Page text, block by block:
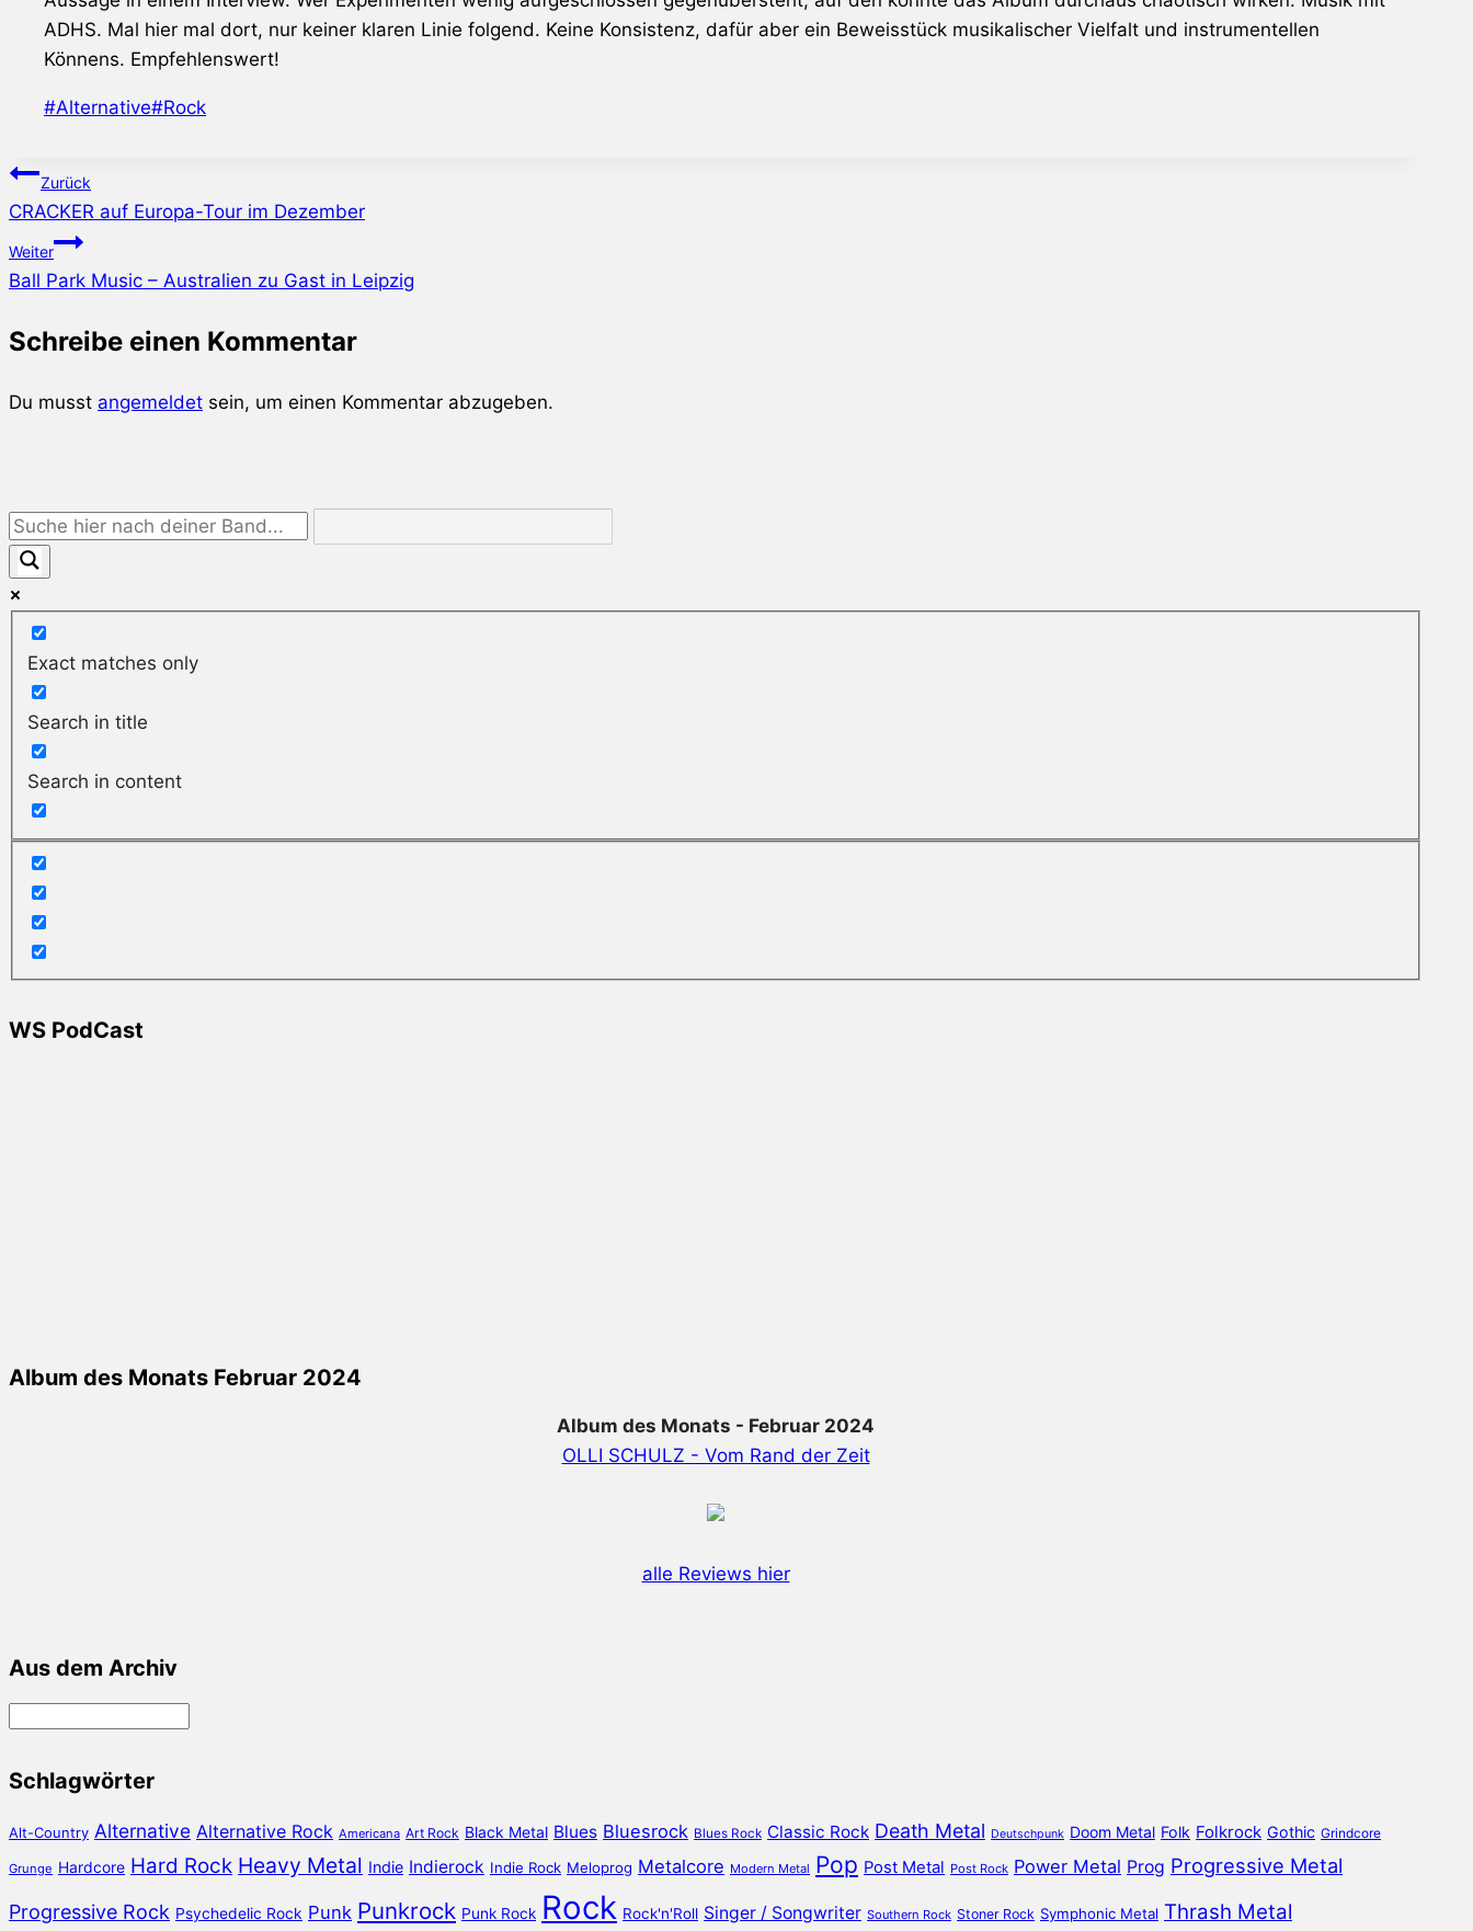
ADHS. Mal hier mal dort, nur keiner klaren Linie folgend. Keine Konsistenz, dafür aber ein Beweisstück musikalischer Vielfalt und instrumentellen
Könnens. Empfehlenswert!
Schlagworte:
#Alternative#Rock
Beitragsnavigation
Zurück
CRACKER auf Europa-Tour im Dezember
Weiter
Ball Park Music – Australien zu Gast in Leipzig
Schreibe einen Kommentar
Du musst angemeldet sein, um einen Kommentar abzugeben.
Exact matches only
Search in title
Search in content
WS PodCast
Album des Monats Februar 2024
Album des Monats - Februar 2024
OLLI SCHULZ - Vom Rand der Zeit
alle Reviews hier
Aus dem Archiv
Archiv
Schlagwörter
Alt-Country Alternative Alternative Rock Americana Art Rock Black Metal Blues Bluesrock Blues Rock Classic Rock Death Metal Deutschpunk Doom Metal Folk Folkrock Gothic Grindcore
Grunge Hardcore Hard Rock Heavy Metal Indie Indierock Indie Rock Meloprog Metalcore Modern Metal Pop Post Metal Post Rock Power Metal Prog Progressive Metal
Progressive Rock Psychedelic Rock Punk Punkrock Punk Rock Rock Rock'n'Roll Singer / Songwriter Southern Rock Stoner Rock Symphonic Metal Thrash Metal